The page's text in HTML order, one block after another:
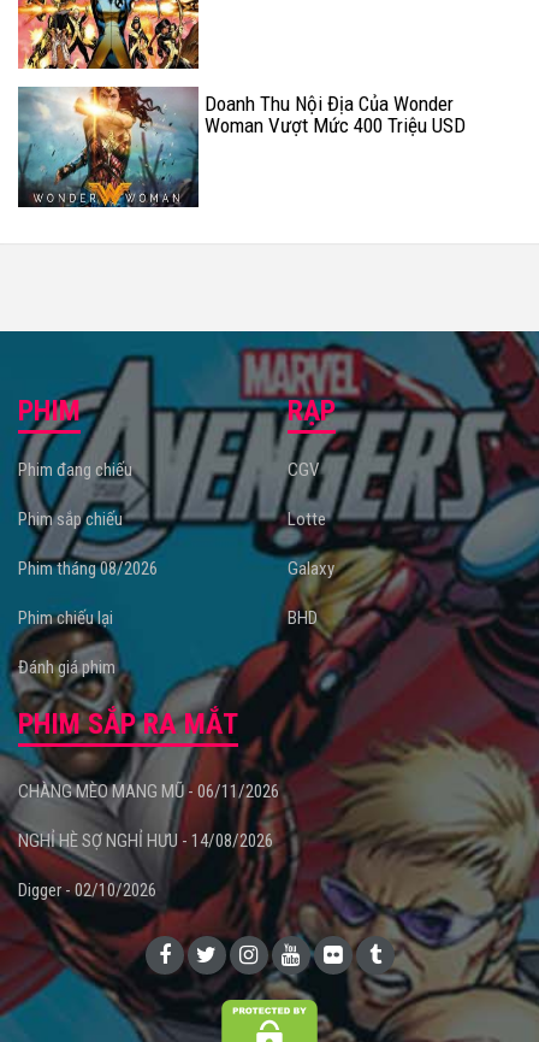
Doanh Thu Nội Địa Của Wonder
Woman Vượt Mức 400 Triệu USD
PHIM
Phim đang chiếu
Phim sắp chiếu
Phim tháng 08/2026
Phim chiếu lại
Đánh giá phim
RẠP
CGV
Lotte
Galaxy
BHD
PHIM SẮP RA MẮT
CHÀNG MÈO MANG MŨ - 06/11/2026
NGHỈ HÈ SỢ NGHỈ HƯU - 14/08/2026
Digger - 02/10/2026